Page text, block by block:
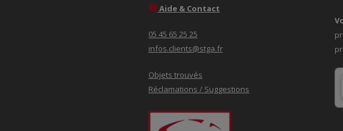
Aide & Contact
05 45 65 25 25
infos.clients@stga.fr
Objets trouvés
Réclamations / Suggestions